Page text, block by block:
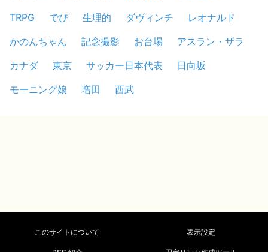
TRPG
でび 生理的 ダヴィンチ
レオナルド
かのんちゃん
記念撮影 お台場
アスラン・ザラ
カナダ
東京 サッカー日本代表
日向坂
モーニング娘
増田 西武
このサイトについて 表示設定